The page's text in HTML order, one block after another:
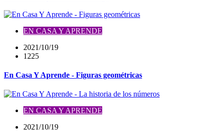
EN CASA Y APRENDE
2021/10/19
1225
En Casa Y Aprende - Figuras geométricas
EN CASA Y APRENDE
2021/10/19